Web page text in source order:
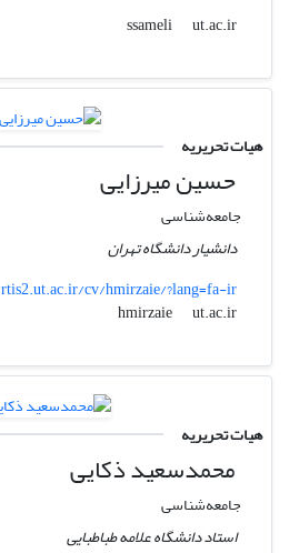
ssameli
ut.ac.ir
هیات تحریریه
حسین میرزایی
جامعه‌شناسی
دانشیار دانشگاه تهران
rtis2.ut.ac.ir/cv/hmirzaie/?lang=fa-ir
hmirzaie
ut.ac.ir
هیات تحریریه
محمدسعید ذکایی
جامعه‌شناسی
استاد دانشگاه علامه طباطبایی